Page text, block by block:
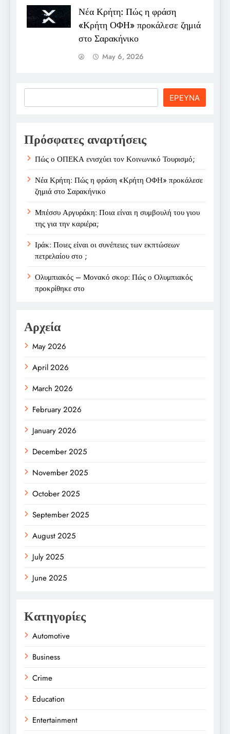
Νέα Κρήτη: Πώς η φράση
«Κρήτη ΟΦΗ» προκάλεσε ζημιά
στο Σαρακήνικο
May 6, 2026
ΕΡΕΥΝΑ
Πρόσφατες αναρτήσεις
Πώς ο ΟΠΕΚΑ ενισχύει τον Κοινωνικό Τουρισμό;
Νέα Κρήτη: Πώς η φράση «Κρήτη ΟΦΗ» προκάλεσε
ζημιά στο Σαρακήνικο
Μπέσσυ Αργυράκη: Ποια είναι η συμβουλή του γιου
της για την καριέρα;
Ιράκ: Ποιες είναι οι συνέπειες των εκπτώσεων
πετρελαίου στο ;
Ολυμπιακός – Μονακό σκορ: Πώς ο Ολυμπιακός
προκρίθηκε στο
Αρχεία
May 2026
April 2026
March 2026
February 2026
January 2026
December 2025
November 2025
October 2025
September 2025
August 2025
July 2025
June 2025
Κατηγορίες
Automotive
Business
Crime
Education
Entertainment